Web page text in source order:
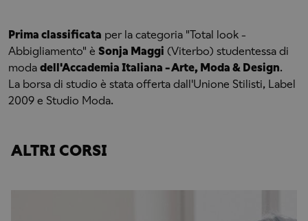
Prima classificata per la categoria "Total look -
Abbigliamento" è Sonja Maggi (Viterbo) studentessa di
moda dell'Accademia Italiana - Arte, Moda & Design.
La borsa di studio è stata offerta dall'Unione Stilisti, Label
2009 e Studio Moda.
ALTRI CORSI